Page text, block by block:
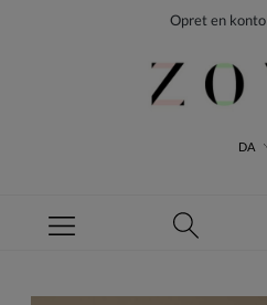
Opret en konto
DA